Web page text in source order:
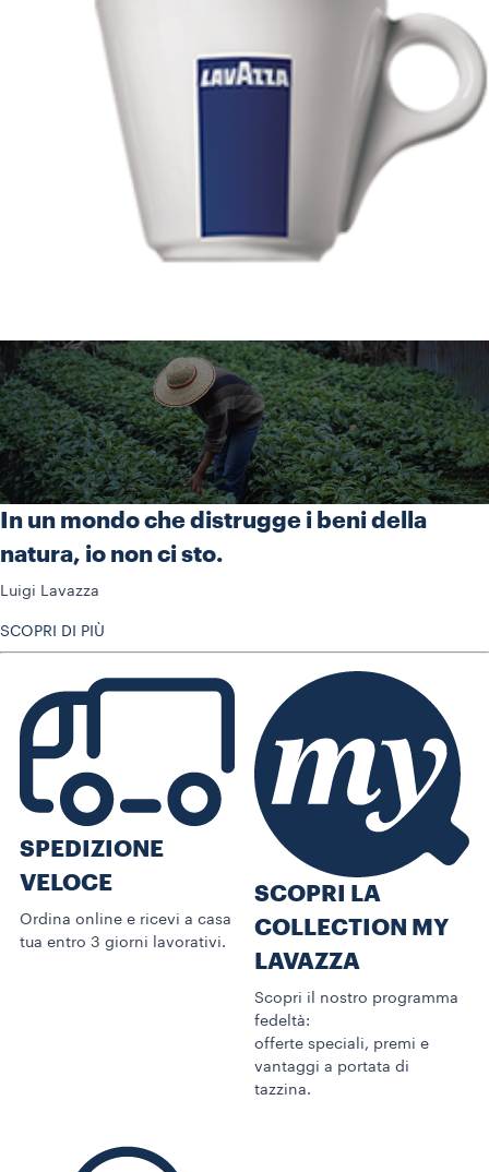
In un mondo che distrugge i beni della
natura, io non ci sto.
Luigi Lavazza
SCOPRI DI PIÙ
SPEDIZIONE
VELOCE
Ordina online e ricevi a casa
tua entro 3 giorni lavorativi.
SCOPRI LA
COLLECTION MY
LAVAZZA
Scopri il nostro programma
fedeltà:
offerte speciali, premi e
vantaggi a portata di
tazzina.